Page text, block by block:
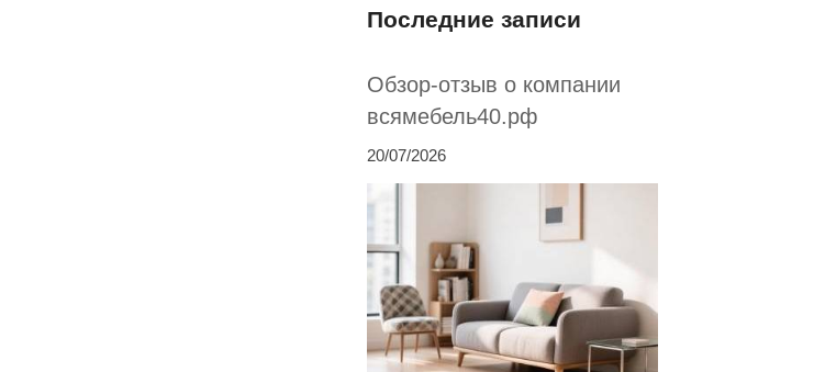
Последние записи
Обзор-отзыв о компании
всямебель40.рф
20/07/2026